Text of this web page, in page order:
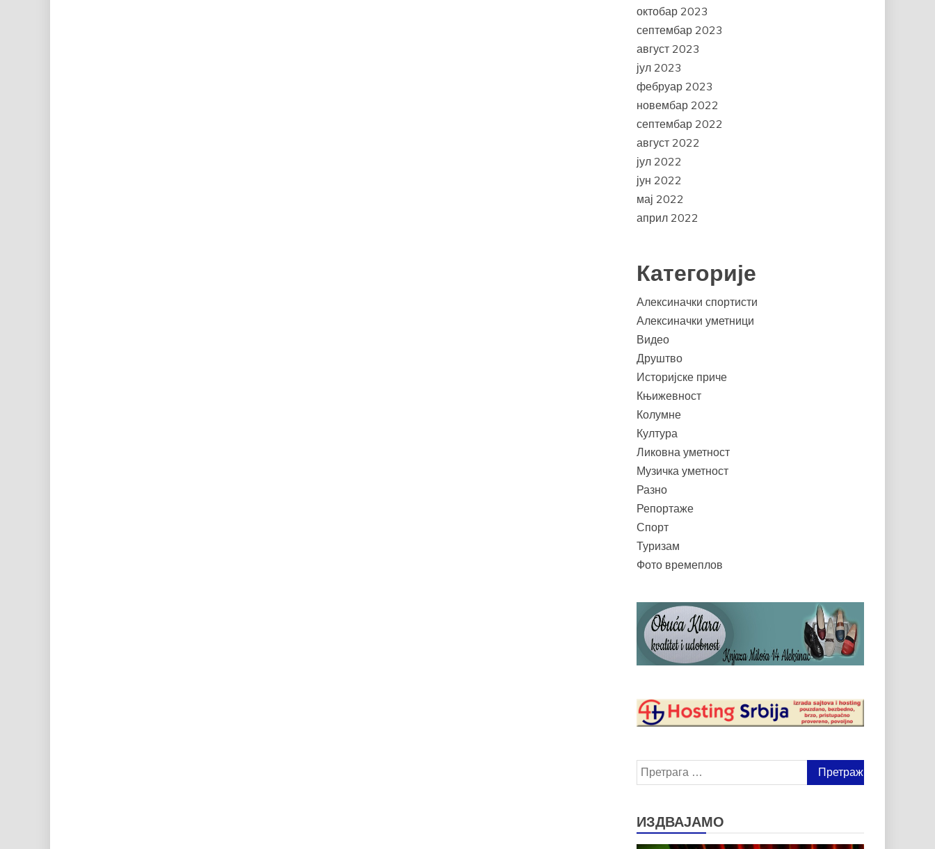
октобар 2023
септембар 2023
август 2023
јул 2023
фебруар 2023
новембар 2022
септембар 2022
август 2022
јул 2022
јун 2022
мај 2022
април 2022
Категорије
Алексиначки спортисти
Алексиначки уметници
Видео
Друштво
Историјске приче
Књижевност
Колумне
Култура
Ликовна уметност
Музичка уметност
Разно
Репортаже
Спорт
Туризам
Фото времеплов
Претрага
за:
ИЗДВАЈАМО